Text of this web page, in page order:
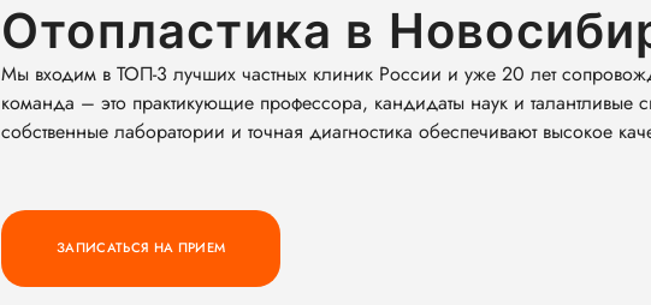
Отопластика в
Мы входим в ТОП-3 лучших частных клиник России и уже 20 лет
команда – это практикующие профессора, кандидаты наук и талантливые
собственные лаборатории и точная диагностика обеспечивают высокое
ЗАПИСАТЬСЯ НА ПРИЕМ